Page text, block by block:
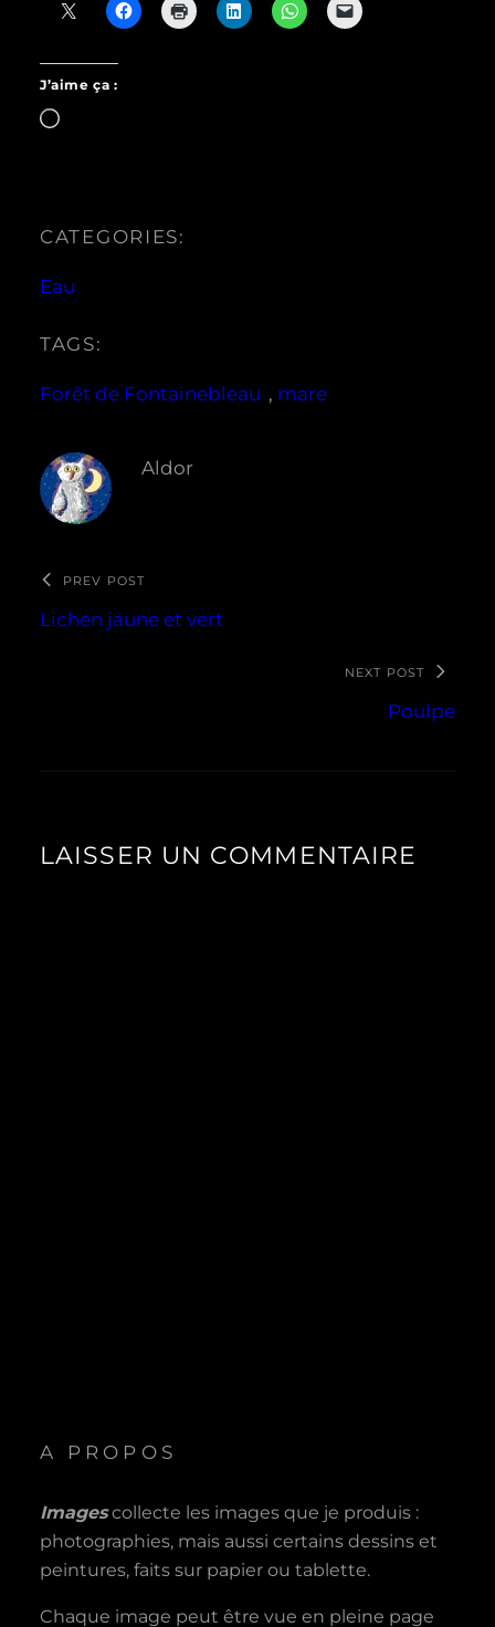
J’aime ça :
Chargement…
CATEGORIES:
Eau
TAGS:
Forêt de Fontainebleau , mare
Aldor
PREV POST
Lichen jaune et vert
NEXT POST
Poulpe
LAISSER UN COMMENTAIRE
A PROPOS
Imagescollecte les images que je produis :
photographies, mais aussi certains dessins et
peintures, faits sur papier ou tablette.
Chaque image peut être vue en pleine page